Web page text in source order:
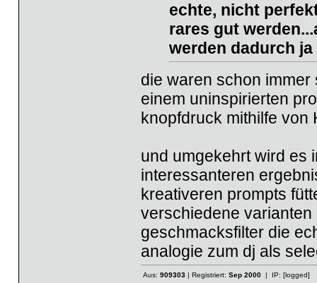
echte, nicht
rares gut
werden dadurch
die waren schon
einem uninspirierten
knopfdruck mithilfe von
und umgekehrt wird es
interessanteren
kreativeren prompts
verschiedene
geschmacksfilter die
analogie zum dj als
Aus: 909303| Registriert: Sep 2000| IP: [logged]